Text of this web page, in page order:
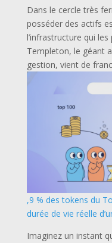
Dans le cercle très
posséder des actifs
l’infrastructure qui
Templeton, le géant
gestion, vient de
,9 % des tokens du
durée de vie réelle
Imaginez un instant